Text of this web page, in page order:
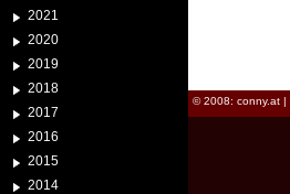
2021
2020
2019
2018
2017
2016
2015
2014
© 2008: conny.at |